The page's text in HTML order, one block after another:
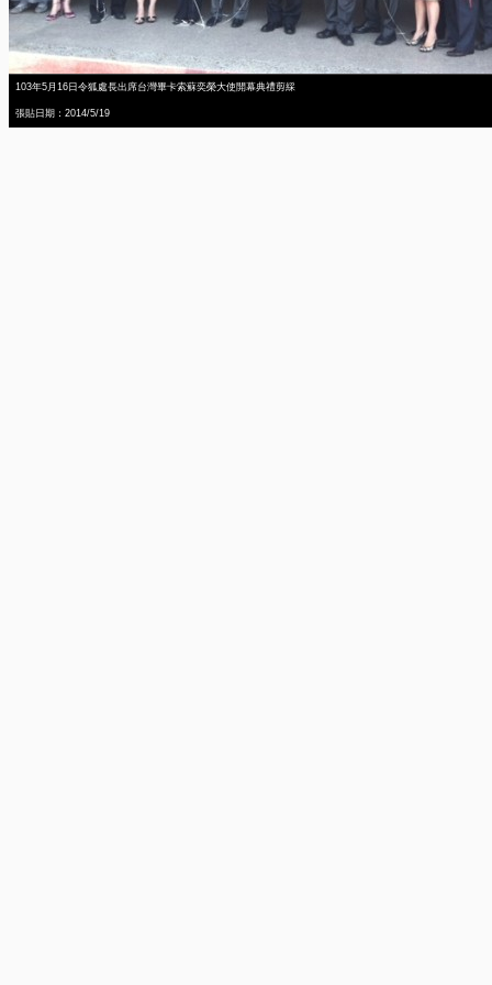
103年5月16日令狐處長出席台灣畢卡索蘇奕榮大使開幕典禮剪綵
張貼日期：2014/5/19